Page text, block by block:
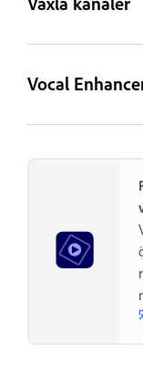
Vocal